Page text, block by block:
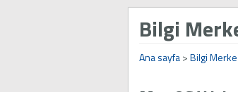
Bilgi
Ana sayfa>Bilgi